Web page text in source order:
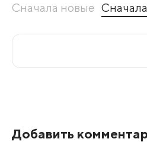
Сначала новые
Добавить